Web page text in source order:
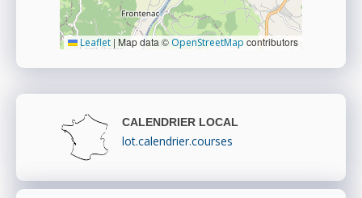
Leaflet | Map data © OpenStreetMap contributors
CALENDRIER LOCAL
lot.calendrier.courses